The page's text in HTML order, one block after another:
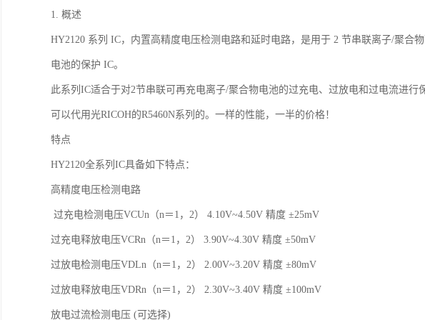
1. 概述
HY2120 系列 IC，内置高精度电压检测电路和延时电路，是用于 2 节串联离子/聚合
电池的保护 IC。
此系列IC适合于对2节串联可再充电离子/聚合物电池的过充电、过放电和过电流进行
可以代用光RICOH的R5460N系列的。一样的性能，一半的价格！
特点
HY2120全系列IC具备如下特点：
高精度电压检测电路
过充电检测电压VCUn（n＝1，2） 4.10V~4.50V 精度 ±25mV
过充电释放电压VCRn（n＝1，2） 3.90V~4.30V 精度 ±50mV
过放电检测电压VDLn（n＝1，2） 2.00V~3.20V 精度 ±80mV
过放电释放电压VDRn（n＝1，2） 2.30V~3.40V 精度 ±100mV
放电过流检测电压 (可选择)